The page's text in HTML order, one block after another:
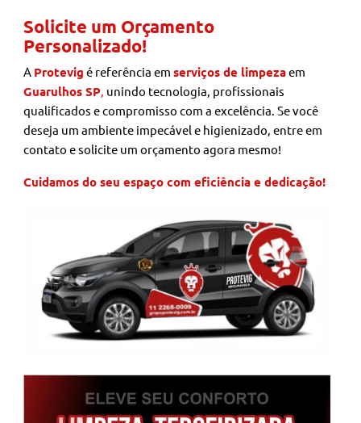
Solicite um Orçamento
Personalizado!
A Protevig é referência emserviços de limpezaem
Guarulhos SP unindo tecnologia, profissionais
qualificados e compromisso com a excelência. Se você
deseja um ambiente impecável e higienizado, entre em
contato e solicite um orçamento agora mesmo!
Cuidamos do seu espaço com eficiência e dedicação!